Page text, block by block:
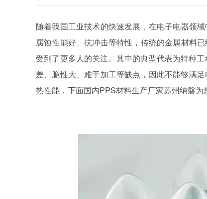
随着我国工业技术的快速发展，在电子电器领
腐蚀性能好、抗冲击等特性，传统的金属材料
受到了更多人的关注。其中的典型代表为特种
差、脆性大、难于加工等缺点，因此不能够满
热性能，下面国内PPS材料生产厂家苏州纳磐为